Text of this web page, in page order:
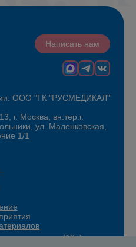
Написать нам
ООО "ГК "РУСМЕДИКАЛ"
г. Москва, вн.тер.г.
ул. Маленковская,
1/1
(18+)